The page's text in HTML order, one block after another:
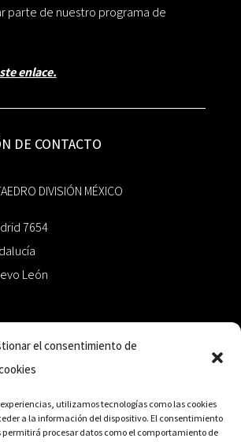
el consentimiento de
utilizamos tecnologías como las cookies
a la información del dispositivo. El consentimiento
permitirá procesar datos como el comportamiento de
parte de nuestro programa de
enlace.
DE CONTACTO
DIVISIÓN MÉXICO
7654
León